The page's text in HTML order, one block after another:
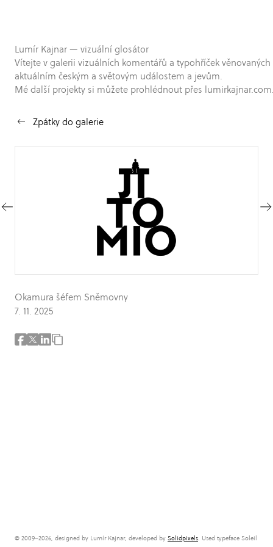
Lumír Kajnar — vizuální glosátor
Vítejte v galerii vizuálních komentářů a typohříček věnovaných
aktuálním českým a světovým událostem a jevům.
Mé další projekty si můžete prohlédnout přes
Zpátky do galerie
Okamura šéfem Sněmovny
7. 11. 2025
© 2009–2026, designed by Lumír Kajnar, developed by Solidpixels. Used typeface Soleil